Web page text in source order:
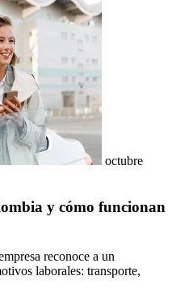
octubre
y cómo funcionan
reconoce a un
laborales: transporte,